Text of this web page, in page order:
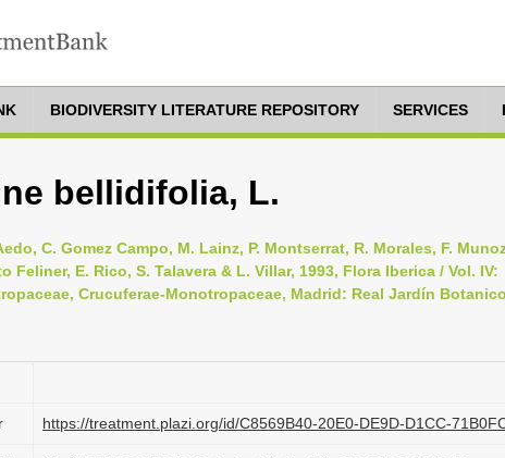
BIODIVERSITY LITERATURE REPOSITORY SERVICES
bellidifolia, L.
C. Gomez Campo, M. Lainz, P. Montserrat, R. Morales, F.
Feliner, E. Rico, S. Talavera & L. Villar, 1993, Flora Iberica / Vol. IV:
Crucuferae-Monotropaceae, Madrid: Real Jardín
https://treatment.plazi.org/id/C8569B40-20E0-DE9D-D1CC-